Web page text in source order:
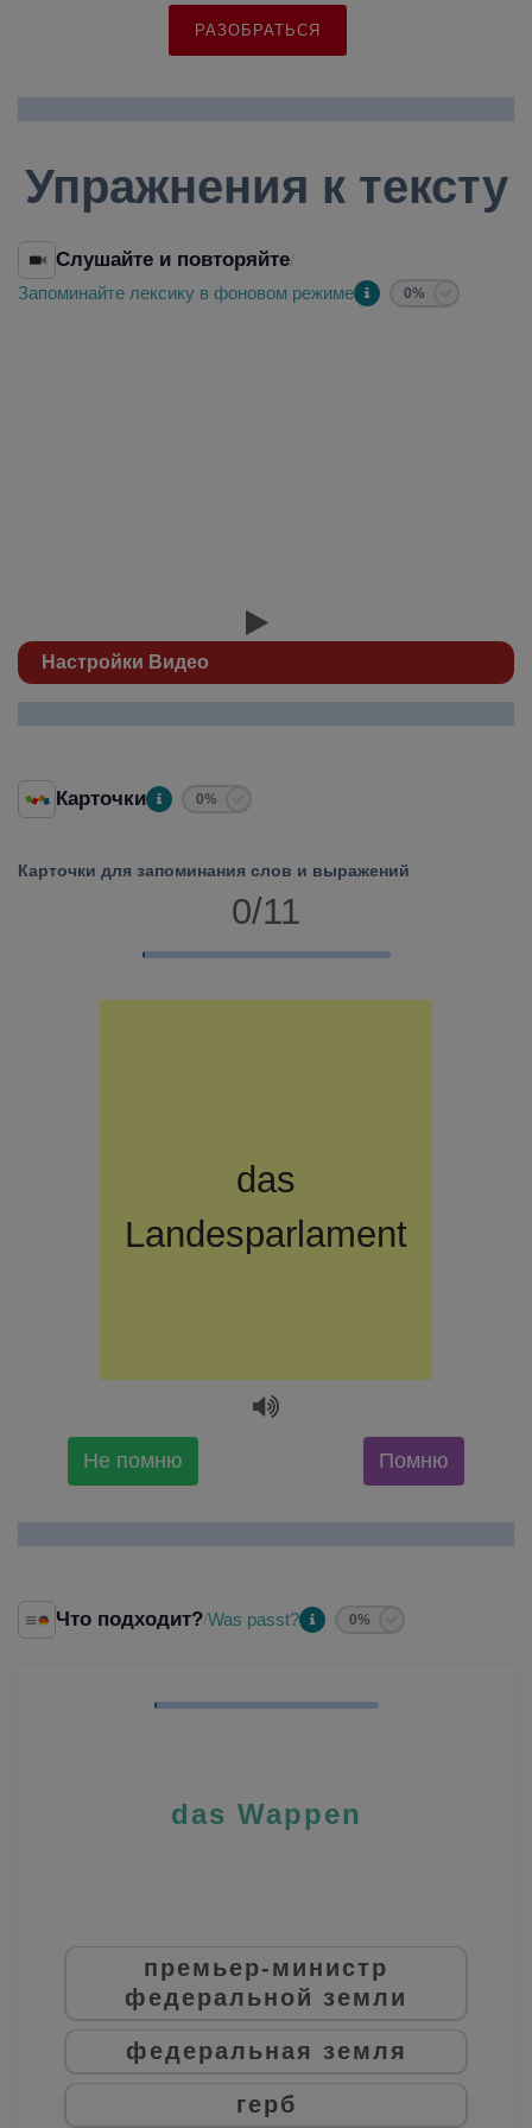
РАЗОБРАТЬСЯ
Упражнения к тексту
Слушайте и повторяйте/
Запоминайте лексику в фоновом режиме 0%
Настройки Видео
Карточки 0%
Карточки для запоминания слов и выражений
0/11
das
Landesparlament
парламент
федеральной
Не помню Помню
Что подходит?/Was passt? 0%
das Wappen
премьер-министр
федеральной земли
федеральная земля
герб